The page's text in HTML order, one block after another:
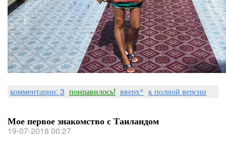
комментарии: 3 понравилось! вверх^ к полной версии
Мое первое знакомство с Таиландом
19-07-2018 00:27